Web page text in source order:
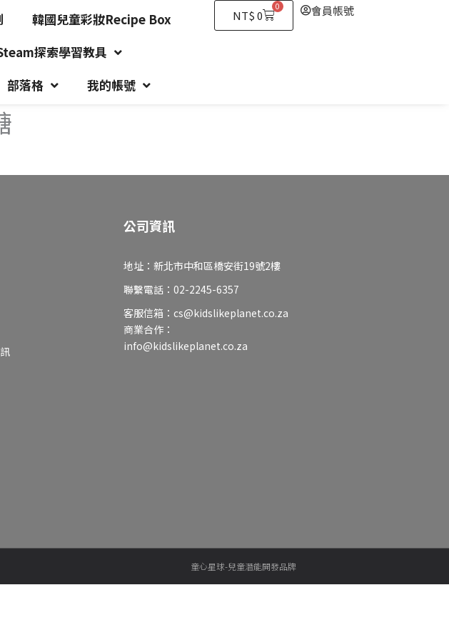
韓國兒童彩妝Recipe Box
探索學習教具
部落格 我的帳號
NT$ 0
0
購
物
會員帳號
公司資訊
地址：新北市中和區橋安街19號2樓
聯繫電話：02-2245-6357
客服信箱：cs@kidslikeplanet.co.za
商業合作：
info@kidslikeplanet.co.za
童心星球-兒童潛能開發品牌